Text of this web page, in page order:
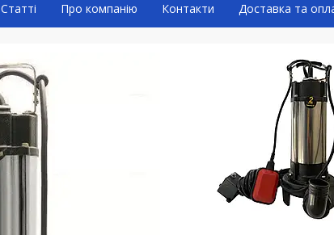
Статті Про компанію Контакти Доставка та